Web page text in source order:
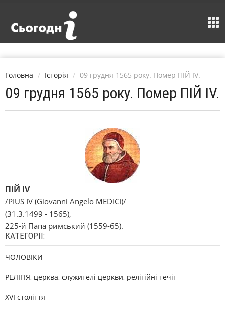
Головна Історія 09 грудня 1565 року. Помер ПІЙ IV.
09 грудня 1565 року. Помер ПІЙ IV.
ПІЙ IV
/PIUS IV (Giovanni Angelo MEDICI)/
(31.3.1499 - 1565),
225-й Папа римський (1559-65).
КАТЕГОРІЇ:
ЧОЛОВІКИ
РЕЛІГІЯ, церква, служителі церкви, релігійні течії
XVI століття